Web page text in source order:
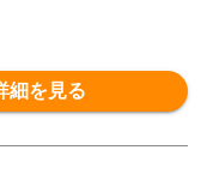
細を見る